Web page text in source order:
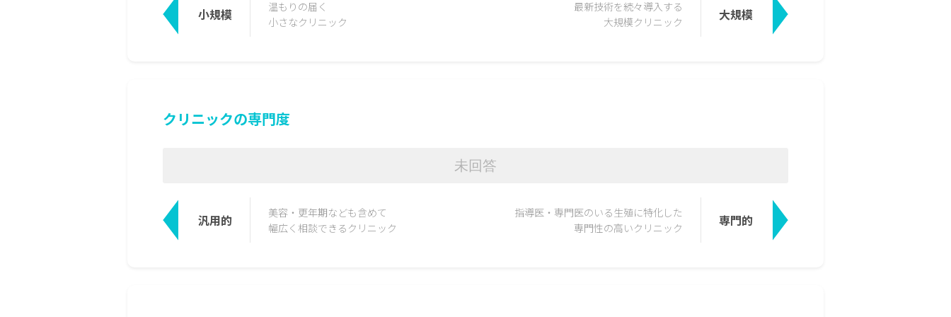
小規模
温もりの届く
小さなクリニック
最新技術を続々導入する
大規模クリニック
大規模
クリニックの専門度
未回答
汎用的
美容・更年期なども含めて
幅広く相談できるクリニック
指導医・専門医のいる生殖に特化した
専門性の高いクリニック
専門的